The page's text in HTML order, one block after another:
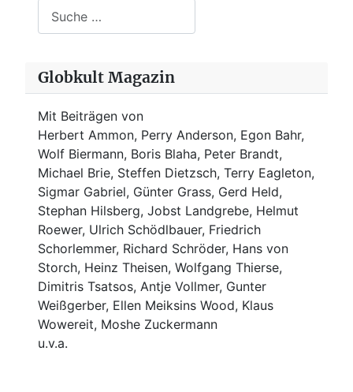
Globkult Magazin
Mit Beiträgen von
Herbert Ammon, Perry Anderson, Egon Bahr,
Wolf Biermann, Boris Blaha, Peter Brandt,
Michael Brie, Steffen Dietzsch, Terry Eagleton,
Sigmar Gabriel, Günter Grass, Gerd Held,
Stephan Hilsberg, Jobst Landgrebe, Helmut
Roewer, Ulrich Schödlbauer, Friedrich
Schorlemmer, Richard Schröder, Hans von
Storch, Heinz Theisen, Wolfgang Thierse,
Dimitris Tsatsos, Antje Vollmer, Gunter
Weißgerber, Ellen Meiksins Wood, Klaus
Wowereit, Moshe Zuckermann
u.v.a.